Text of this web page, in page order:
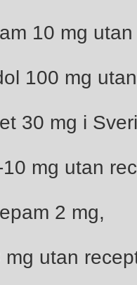
10 mg
100 mg
30 mg i
mg utan
2 mg,
utan